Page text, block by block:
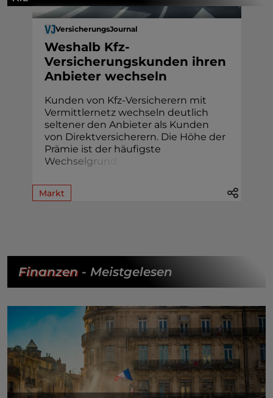
VersicherungsJournal
Weshalb Kfz-
Versicherungskunden ihren
Anbieter wechseln
Kunden von Kfz-Versicherern mit
Vermittlernetz wechseln deutlich
seltener den Anbieter als Kunden
von Direktversicherern. Die Höhe der
Prämie ist der häufigste
Wechselg ru n
Markt
Finanzen- Meistgelesen